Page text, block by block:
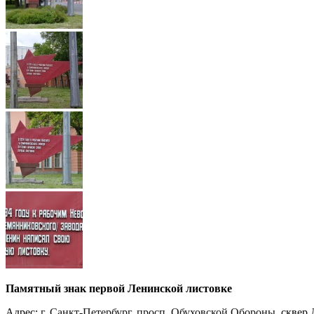
Памятный знак первой Ленинской листовке